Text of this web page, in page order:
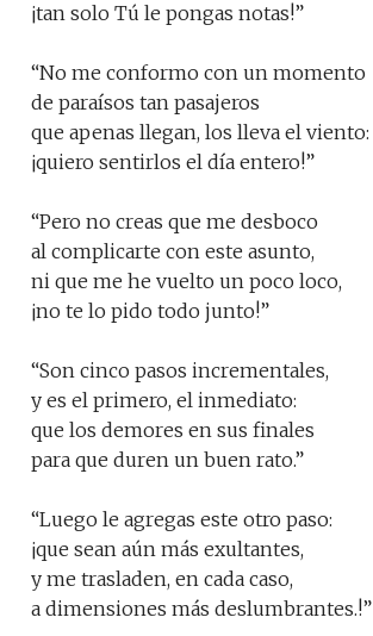
¡tan solo Tú le pongas notas!”
“No me conformo con un momento
de paraísos tan pasajeros
que apenas llegan, los lleva el viento:
¡quiero sentirlos el día entero!”
“Pero no creas que me desboco
al complicarte con este asunto,
ni que me he vuelto un poco loco,
¡no te lo pido todo junto!”
“Son cinco pasos incrementales,
y es el primero, el inmediato:
que los demores en sus finales
para que duren un buen rato.”
“Luego le agregas este otro paso:
¡que sean aún más exultantes,
y me trasladen, en cada caso,
a dimensiones más deslumbrantes.!”